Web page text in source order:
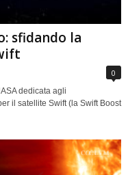
sfidando la
0
dedicata agli
il satellite Swift (la Swift Boost